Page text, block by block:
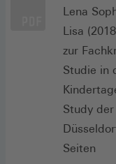
Lena
Lisa
zur
Studie in
Study
Seiten